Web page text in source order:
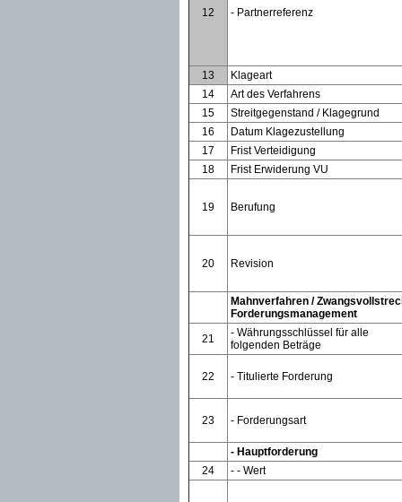
12 - Partnerreferenz
13
Klageart
14
Art des Verfahrens
15
Streitgegenstand / Klagegrund
16
Datum Klagezustellung
17
Frist Verteidigung
18
Frist Erwiderung VU
19 Berufung
20 Revision
Mahnverfahren /
Forderungsmanagement
21
- Währungsschlüssel für alle
folgenden Beträge
22 - Titulierte Forderung
23 - Forderungsart
- Hauptforderung
24
- - Wert